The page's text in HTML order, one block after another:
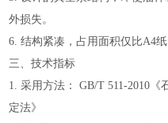
外损失。
6. 结构紧凑，占用面积仅比A4纸
三、技术指标
1. 采用方法：
GB/T 511-2010《
定法》